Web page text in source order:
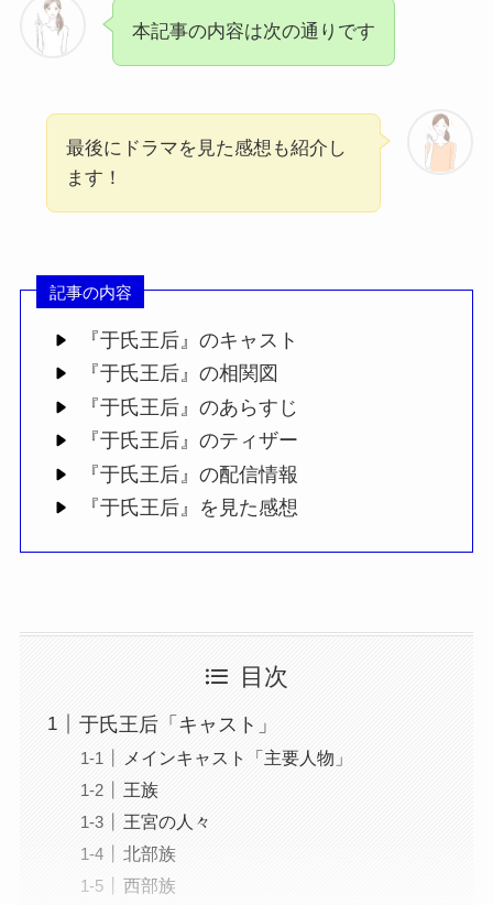
本記事の内容は次の通りです
最後にドラマを見た感想も紹介し
ます！
記事の内容
『于氏王后』のキャスト
『于氏王后』の相関図
『于氏王后』のあらすじ
『于氏王后』のティザー
『于氏王后』の配信情報
『于氏王后』を見た感想
目次
于氏王后「キャスト」
メインキャスト「主要人物」
王族
王宮の人々
北部族
西部族